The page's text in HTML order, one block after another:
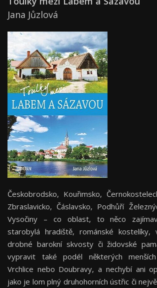
Jana Jůzlová
Českobrodsko, Kouřimsko,
Zbraslavicko, Čáslavsko, Podhůří
Vysočiny – co oblast, to něco
starobylá hradiště, románské kostelíky,
drobné barokní skvosty či židovské
vypravit také podél některých
Vrchlice nebo Doubravy, a nechybí ani
jako je lom plný druhohorních ústřic či